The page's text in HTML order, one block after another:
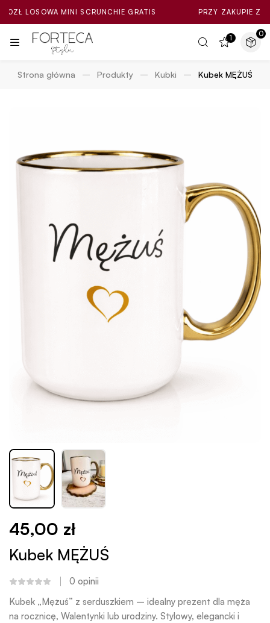
MINI SCRUNCHIE GRATIS PRZY ZAKUPIE ZA MIN.
1 0
Strona główna Produkty Kubki Kubek MĘŻUŚ
45,00 zł
Kubek MĘŻUŚ
0 opinii
Kubek „Mężuś” z serduszkiem – idealny prezent dla męża
na rocznicę, Walentynki lub urodziny. Stylowy, elegancki i